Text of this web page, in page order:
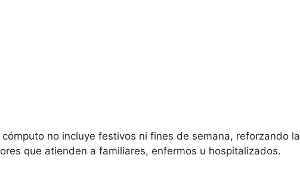
no incluye festivos ni fines de semana, reforzando la
que atienden a familiares, enfermos u hospitalizados.